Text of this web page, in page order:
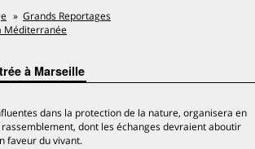
Grands Reportages
Méditerranée
à Marseille
dans la protection de la nature, organisera en
dont les échanges devraient aboutir
faveur du vivant.